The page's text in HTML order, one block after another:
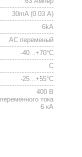
30mA (0.03 А)
6kА
АС переменый
-40...+70°С
C
-25...+55°С
400 В
переменного тока
6 кА